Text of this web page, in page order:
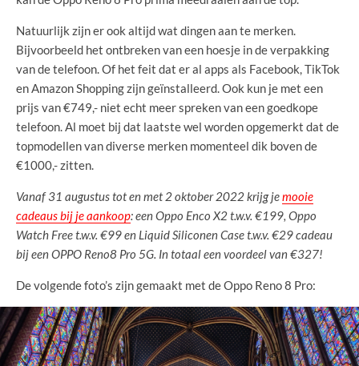
Natuurlijk zijn er ook altijd wat dingen aan te merken.
Bijvoorbeeld het ontbreken van een hoesje in de verpakking
van de telefoon. Of het feit dat er al apps als Facebook, TikTok
en Amazon Shopping zijn geïnstalleerd. Ook kun je met een
prijs van €749,- niet echt meer spreken van een goedkope
telefoon. Al moet bij dat laatste wel worden opgemerkt dat de
topmodellen van diverse merken momenteel dik boven de
€1000,- zitten.
Vanaf 31 augustus tot en met 2 oktober 2022 krijg jemooie
cadeaus bij je aankoop: een Oppo Enco X2 t.w.v. €199, Oppo
Watch Free t.w.v. €99 en Liquid Siliconen Case t.w.v. €29 cadeau
bij een OPPO Reno8 Pro 5G. In totaal een voordeel van €327!
De volgende foto’s zijn gemaakt met de Oppo Reno 8 Pro: